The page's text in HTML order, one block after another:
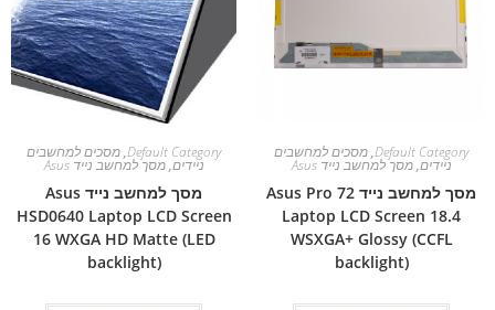
Default Category
,מסכים למחשבים
ניידים,מסך למחשב נייד Asus
מסך למחשב נייד Asus Pro 72
Laptop LCD Screen 18.4
WSXGA+ Glossy (CCFL
backlight)
Default Category
,מסכים למחשבים
ניידים,מסך למחשב נייד Asus
מסך למחשב נייד Asus
HSD0640 Laptop LCD Screen
16 WXGA HD Matte (LED
backlight)